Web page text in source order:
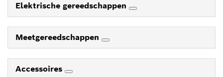
Elektrische gereedschappen
Meetgereedschappen
Accessoires